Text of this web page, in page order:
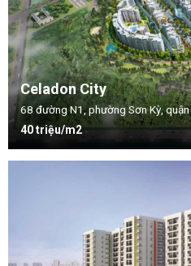
Celadon City
68 đường N1, phường Sơn Kỳ, quận
40 triệu/m2